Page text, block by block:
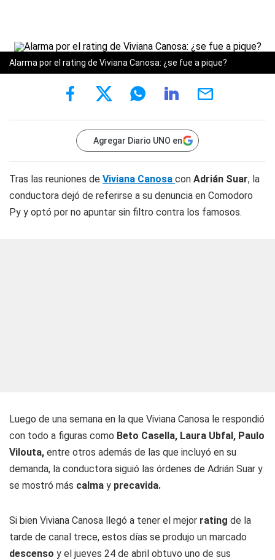
Alarma por el rating de Viviana Canosa: ¿se fue a pique?
Agregar Diario UNO en
Tras las reuniones de Viviana Canosa con Adrián Suar, la
conductora dejó de referirse a su denuncia en Comodoro
Py y optó por no apuntar sin filtro contra los famosos.
Luego de una semana en la que Viviana Canosa le respondió
con todo a figuras como Beto Casella, Laura Ubfal, Paulo
Vilouta, entre otros además de las que incluyó en su
demanda, la conductora siguió las órdenes de Adrián Suar y
se mostró más calma y precavida.
Si bien Viviana Canosa llegó a tener el mejor rating de la
tarde de canal trece, estos días se produjo un marcado
descenso y el jueves 24 de abril obtuvo uno de sus